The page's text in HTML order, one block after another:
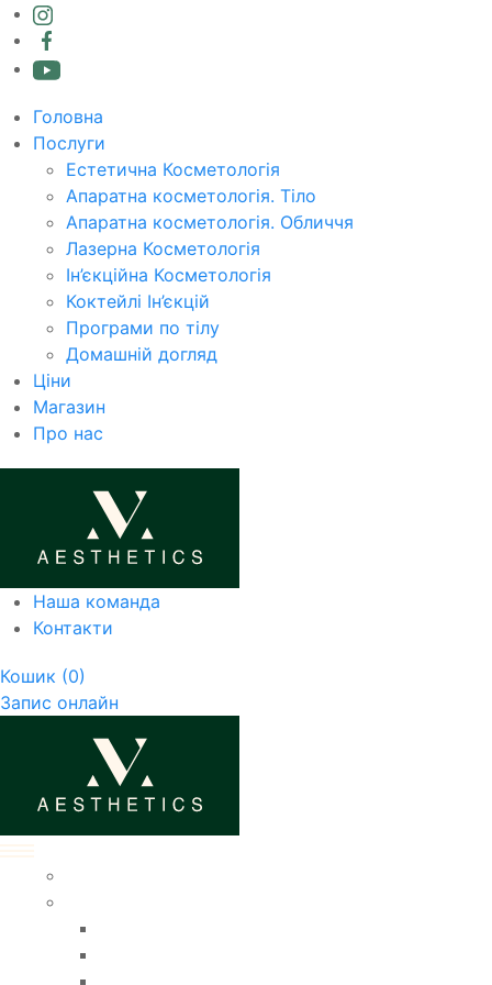
Головна
Послуги
Естетична Косметологія
Апаратна косметологія. Тіло
Апаратна косметологія. Обличчя
Лазерна Косметологія
Ін’єкційна Косметологія
Коктейлі Ін’єкцій
Програми по тілу
Домашній догляд
Ціни
Магазин
Про нас
Наша команда
Контакти
Кошик (0)
Запис онлайн